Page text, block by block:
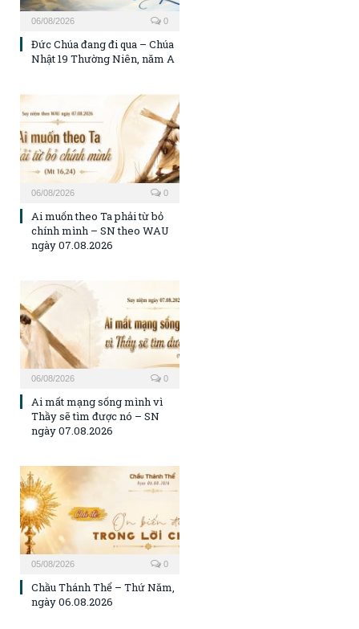
06/08/2026 0
Đức Chúa đang đi qua – Chúa
Nhật 19 Thường Niên, năm A
06/08/2026 0
Ai muốn theo Ta phải từ bỏ
chính mình – SN theo WAU
ngày 07.08.2026
06/08/2026 0
Ai mất mạng sống mình vì
Thầy sẽ tìm được nó – SN
ngày 07.08.2026
05/08/2026 0
Chầu Thánh Thể – Thứ Năm,
ngày 06.08.2026